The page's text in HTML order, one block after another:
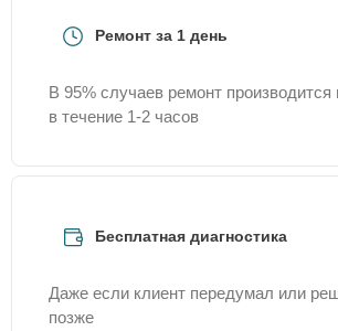
Ремонт за 1 день
В 95% случаев ремонт производится
в течение 1-2 часов
Бесплатная диагностика
Даже если клиент передумал или
позже